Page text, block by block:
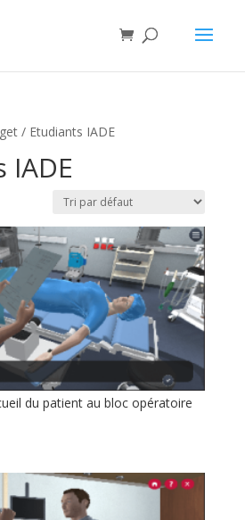
/ Etudiants IADE
IADE
du patient au bloc opératoire